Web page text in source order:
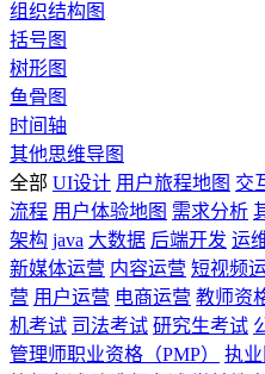
组织结构图
括号图
树形图
鱼骨图
时间轴
其他思维导图
全部 UI设计 用户旅程地图 交
流程 用户体验地图 需求分析
架构 java 大数据 后端开发 运
新媒体运营 内容运营 短视频
营 用户运营 电商运营 教师资
机考试 司法考试 研究生考试
管理师职业资格（PMP）
执